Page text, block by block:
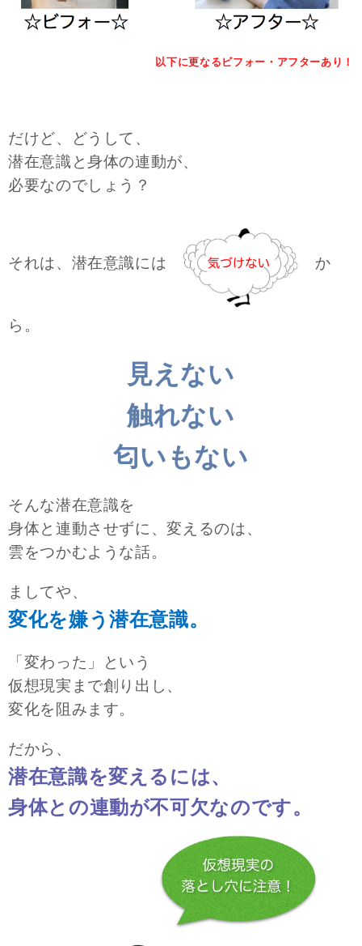
以下に更なるビフォー・アフターあり！
だけど、どうして、
潜在意識と身体の連動が、
必要なのでしょう？
それは、潜在意識には か
ら。
見えない
触れない
匂いもない
そんな潜在意識を
身体と連動させずに、変えるのは、
雲をつかむような話。
ましてや、
変化を嫌う潜在意識。
「変わった」という
仮想現実まで創り出し、
変化を阻みます。
だから、
潜在意識を変えるには、
身体との連動が不可欠なのです。